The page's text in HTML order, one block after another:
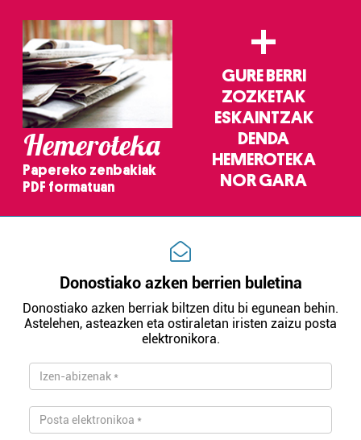
Hemeroteka
Papereko zenbakiak
PDF formatuan
+
GURE BERRI
ZOZKETAK
ESKAINTZAK
DENDA
HEMEROTEKA
NOR GARA
Donostiako azken berrien buletina
Donostiako azken berriak biltzen ditu bi egunean behin.
Astelehen, asteazken eta ostiraletan iristen zaizu posta
elektronikora.